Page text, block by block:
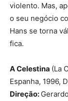
violento. Mas,
o seu negócio
Hans se torna
fica.
A Celestina (La
Espanha, 1996,
Direção: